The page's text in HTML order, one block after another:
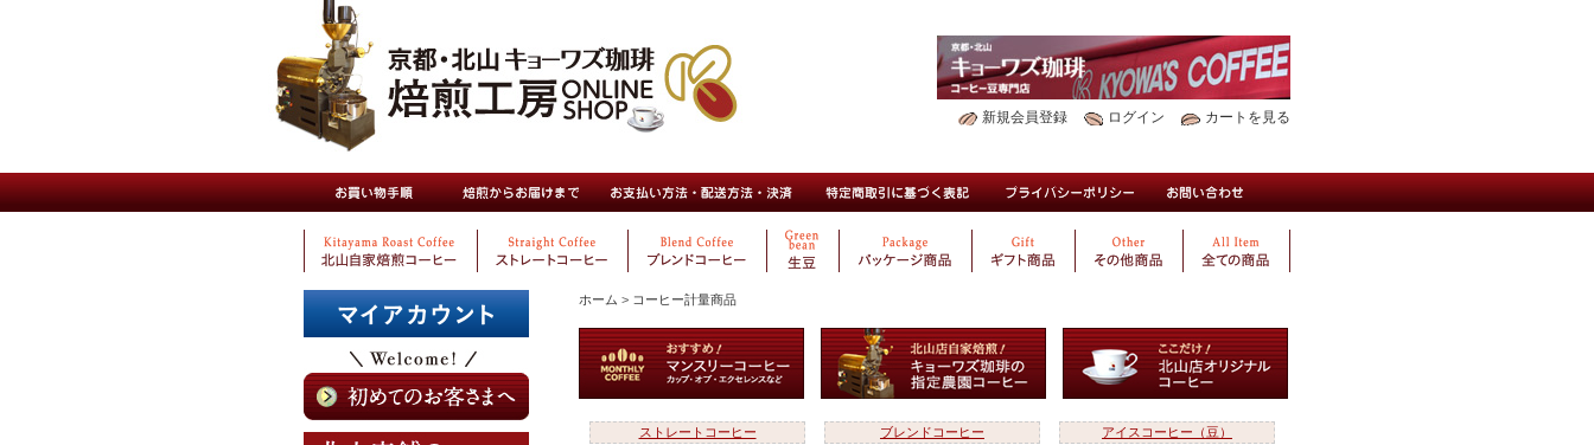
新規会員登録 ログイン カートを見る
ホーム > コーヒー計量商品
ストレートコーヒー ブレンドコーヒー アイスコーヒー（豆）